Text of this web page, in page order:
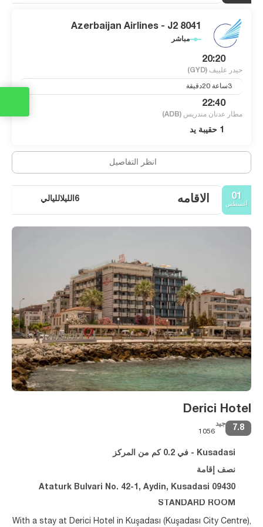
Azerbaijan Airlines - J2 8041
مباشر
20:20
حيدر علييف (GYD)
22:40
مطار عدنان مندريس (ADB)
1 حقيبة يد
انظر التفاصيل
01
أغسطس الاقامه 6الليلالليالي
Derici Hotel
7.8
جيد
1056
Kusadasi - في 0.2 كم من المركز
نصف إقامة
Ataturk Bulvari No. 42-1, Aydin, Kusadasi 09430
STANDARD ROOM
With a stay at Derici Hotel in Kuşadası (Kuşadası City Centre),